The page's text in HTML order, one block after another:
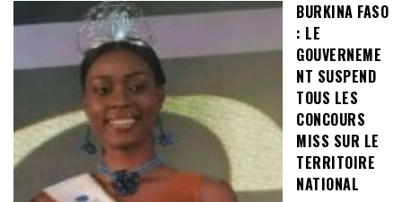
BURKINA FASO
: LE
GOUVERNEME
NT SUSPEND
TOUS LES
CONCOURS
MISS SUR LE
TERRITOIRE
NATIONAL